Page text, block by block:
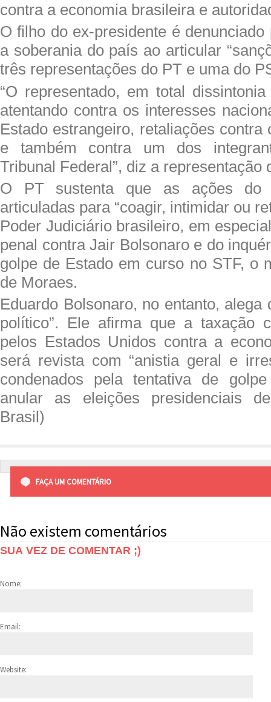
contra a economia brasileira e
O filho do ex-presidente é
a soberania do país ao articular
três representações do PT e uma do
“O representado, em total
atentando contra os interesses
Estado estrangeiro, retaliações contra
e também contra um dos
Tribunal Federal”, diz a representação
O PT sustenta que as ações do
articuladas para “coagir, intimidar ou
Poder Judiciário brasileiro, em
penal contra Jair Bolsonaro e do
golpe de Estado em curso no STF, o
de Moraes.
Eduardo Bolsonaro, no entanto, alega
político”. Ele afirma que a taxação
pelos Estados Unidos contra a
será revista com “anistia geral e
condenados pela tentativa de
anular as eleições presidenciais
Brasil)
FAÇA UM COMENTÁRIO
Não existem comentários
SUA VEZ DE COMENTAR ;)
Nome:
Email:
Website: